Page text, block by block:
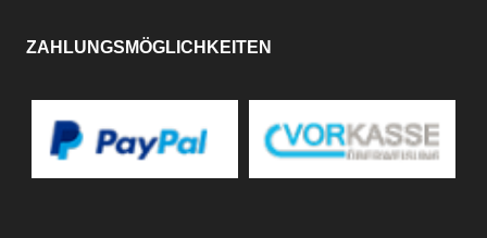
ZAHLUNGSMÖGLICHKEITEN